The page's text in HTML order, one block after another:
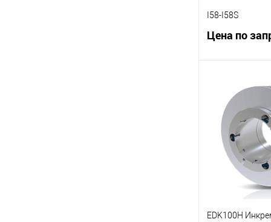
I58-I58S
Цена по
В
К сравнению
В избранное
EDK100H